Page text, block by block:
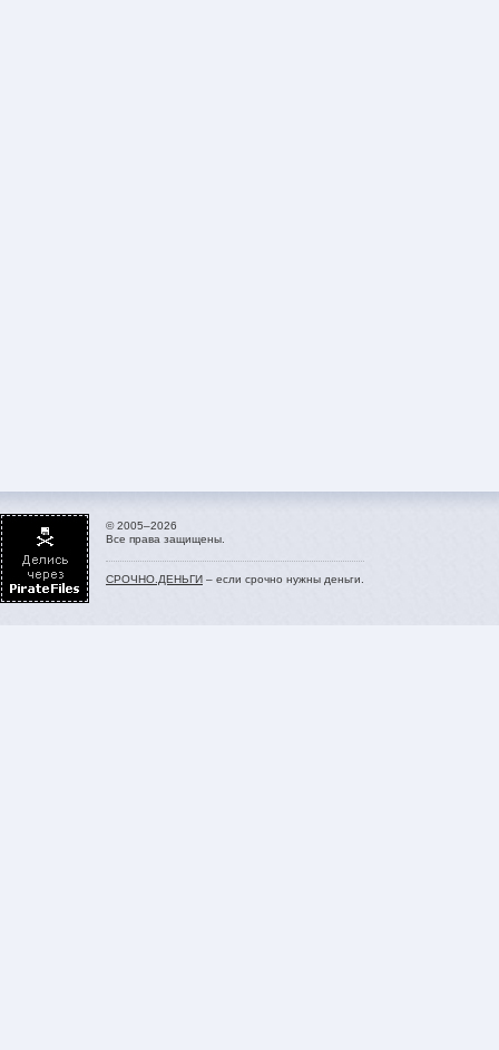
© 2005–2026
Все права защищены.
СРОЧНО.ДЕНЬГИ – если срочно нужны деньги.